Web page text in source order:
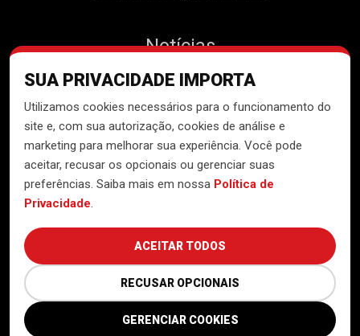
SUA PRIVACIDADE IMPORTA
Utilizamos cookies necessários para o funcionamento do
site e, com sua autorização, cookies de análise e
marketing para melhorar sua experiência. Você pode
aceitar, recusar os opcionais ou gerenciar suas
preferências. Saiba mais em nossa Política de
Privacidade.
ACEITAR TODOS
RECUSAR OPCIONAIS
GERENCIAR COOKIES
Notícias
Contato
Desenvolvido peloNúcleo de
Tecnologia do MTST